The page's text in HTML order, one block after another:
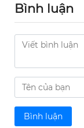
Bình luận
Bình luận